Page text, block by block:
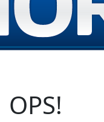
OPS!